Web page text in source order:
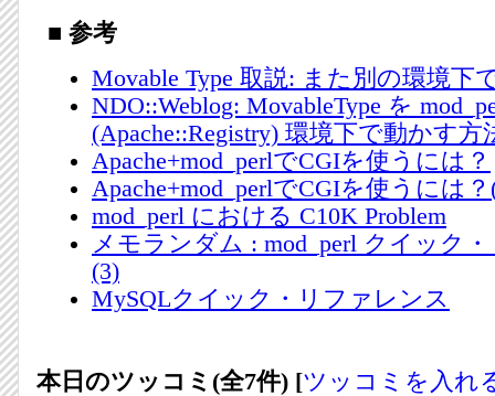
■ 参考
Movable Type 取説: また別の環境下
NDO::Weblog: MovableType を
(Apache::Registry) 環境下で動かす方
Apache+mod_perlでCGIを使うには？
Apache+mod_perlでCGIを使うには
mod_perl における C10K Problem
メモランダム : mod_perl クイック
(3)
MySQLクイック・リファレンス
本日のツッコミ(全7件) [ツッコミを入れ